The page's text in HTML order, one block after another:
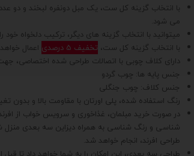
با انتخاب گزینه کل ست، یک مبل دونفره لبخند و دو
می شود.
میتوانید با انتخاب گزینه های دیگر، ترکیب دلخواه خود
با انتخاب گزینه کل ست، تخفیف 5 درصدی
اعمال
دارای کلاف چوبی با اتصالات طراحی شده اختصاصی،
جنس پایه ها: چوب گردو
جنس کلاف: چوب جنگلی
رنگ استفاده شده، پلی اورتان با مقاومت بالا و بدون
در صورت خرید مبلمان، غذاخوری و سرویس خواب از
شناسی و رنگ شناسی به همراه دیزاین سه بعدی منزل
طراحی افرند، انجام خواهد شد.